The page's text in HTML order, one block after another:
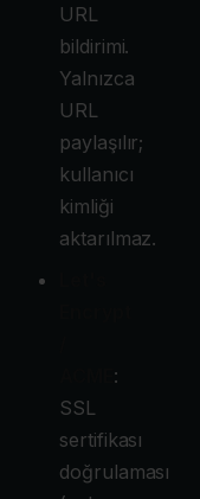
URL
bildirimi.
Yalnızca
URL
paylaşılır;
kullanıcı
kimliği
aktarılmaz.
:
SSL
sertifikası
doğrulaması